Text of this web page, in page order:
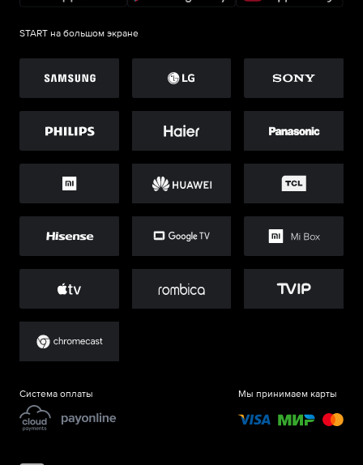
START на большом экране
Система оплаты Мы принимаем карты